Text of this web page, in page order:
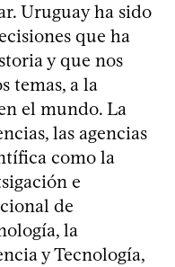
Uruguay ha sido
que ha
y que nos
temas, a la
el mundo. La
las agencias
como la
e
de
la
y Tecnología,